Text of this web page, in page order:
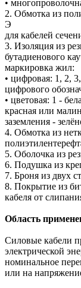
•
2. Обмотка из
Э
для кабелей
3. Изоляция из
бутадиенового
маркировка жил:
• цифровая: 1, 2,
цифрового
• цветовая: 1 -
красная или
заземления -
4. Обмотка из
5. Оболочка из
6. Подушка из
7. Броня из двух
8. Покрытие из
кабеля от
Область
Силовые кабели
электрической
номинальное
или на